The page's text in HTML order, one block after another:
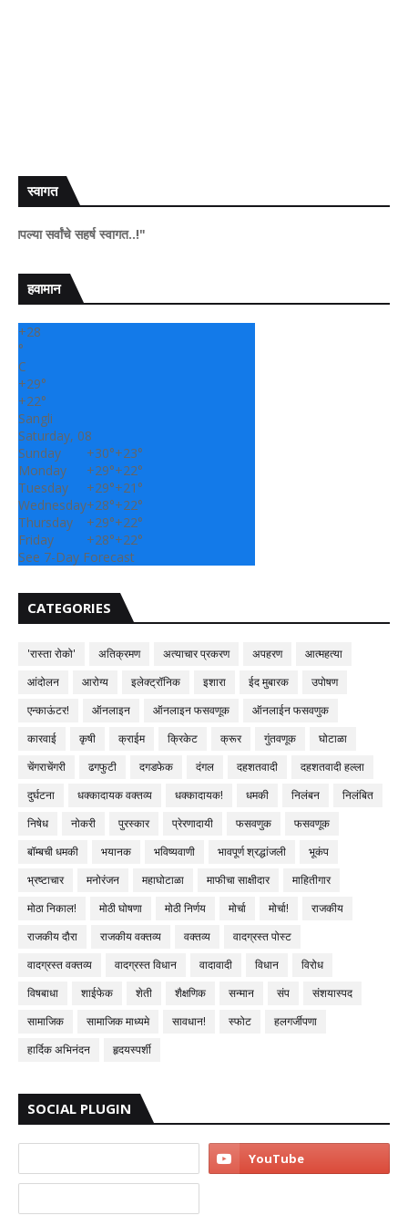
स्वागत
सहर्ष स्वागत..!"
हवामान
+28
°
C
+29°
+22°
Sangli
Saturday, 08
Sunday
+30°+23°
Monday
+29°+22°
Tuesday
+29°+21°
Wednesday+28°+22°
Thursday
+29°+22°
Friday
+28°+22°
See 7-Day Forecast
CATEGORIES
'रास्ता रोको' अतिक्रमण अत्याचार प्रकरण अपहरण
आत्महत्या
आंदोलन
आरोग्य इलेक्ट्रॉनिक इशारा ईद मुबारक
उपोषण
एन्काऊंटर!
ऑनलाइन ऑनलाइन फसवणूक
ऑनलाईन फसवणुक
कारवाई
कृषी क्राईम क्रिकेट क्रूर गुंतवणूक
घोटाळा
चेंगराचेंगरी
ढगफुटी दगडफेक दंगल दहशतवादी
दहशतवादी हल्ला
दुर्घटना
धक्कादायक वक्तव्य धक्कादायक! धमकी निलंबन
निलंबित
निषेध
नोकरी पुरस्कार प्रेरणादायी फसवणुक
फसवणूक
बॉम्बची धमकी
भयानक भविष्यवाणी भावपूर्ण श्रद्धांजली
भूकंप
भ्रष्टाचार
मनोरंजन महाघोटाळा माफीचा साक्षीदार
माहितीगार
मोठा निकाल!
मोठी घोषणा मोठी निर्णय मोर्चा मोर्चा!
राजकीय
राजकीय दौरा
राजकीय वक्तव्य वक्तव्य
वादग्रस्त पोस्ट
वादग्रस्त वक्तव्य
वादग्रस्त विधान वादावादी विधान
विरोध
विषबाधा
शाईफेक शेती शैक्षणिक सन्मान संप
संशयास्पद
सामाजिक
सामाजिक माध्यमे सावधान! स्फोट
हलगर्जीपणा
हार्दिक अभिनंदन
हृदयस्पर्शी
SOCIAL PLUGIN